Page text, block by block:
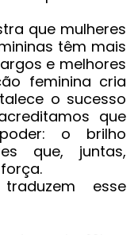
que mulheres
têm mais
e melhores
feminina cria
o sucesso
que
o brilho
que, juntas,
esse